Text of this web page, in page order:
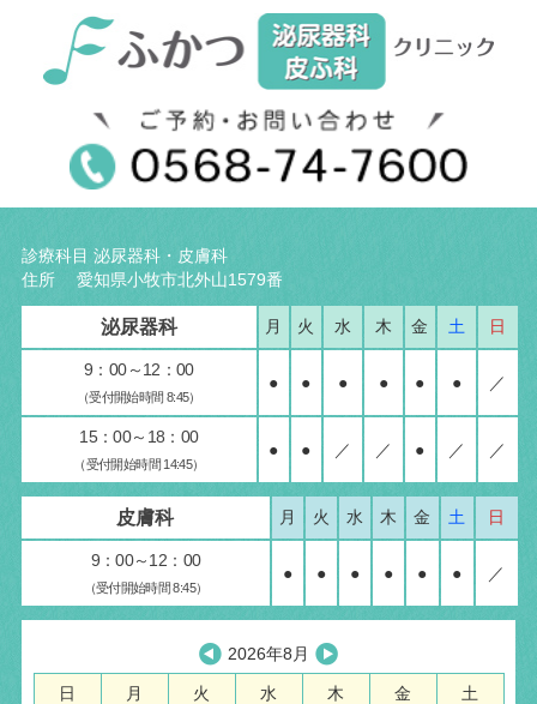
診療科目 泌尿器科・皮膚科
住所 愛知県小牧市北外山1579番
泌尿器科 月 火 水 木 金 土 日
9：00～12：00
（受付開始時間 8:45）
● ● ● ● ● ● ／
15：00～18：00
（受付開始時間 14:45）
● ● ／ ／ ● ／ ／
皮膚科 月 火 水 木 金 土 日
9：00～12：00
（受付開始時間 8:45）
● ● ● ● ● ● ／
2026年8月
日 月 火 水 木 金 土